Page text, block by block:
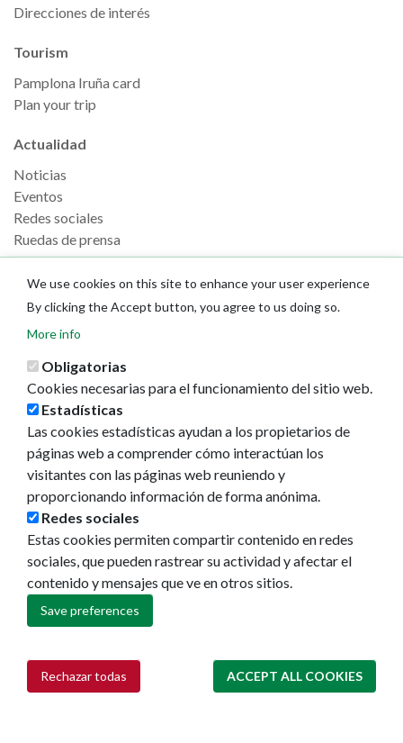
Direcciones de interés
Tourism
Pamplona Iruña card
Plan your trip
Actualidad
Noticias
Eventos
Redes sociales
Ruedas de prensa
We use cookies on this site to enhance your user experience
By clicking the Accept button, you agree to us doing so.
More info
Obligatorias
Cookies necesarias para el funcionamiento del sitio web.
Estadísticas
Las cookies estadísticas ayudan a los propietarios de
páginas web a comprender cómo interactúan los
visitantes con las páginas web reuniendo y
proporcionando información de forma anónima.
Redes sociales
Estas cookies permiten compartir contenido en redes
sociales, que pueden rastrear su actividad y afectar el
contenido y mensajes que ve en otros sitios.
Save preferences
Rechazar todas ACCEPT ALL COOKIES
Withdraw consent